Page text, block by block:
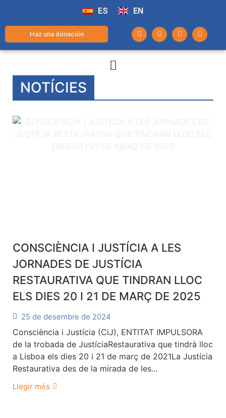
ES EN
Haz una donación
NOTÍCIES
CONSCIÈNCIA I JUSTÍCIA A LES
JORNADES DE JUSTÍCIA
RESTAURATIVA QUE TINDRAN LLOC
ELS DIES 20 I 21 DE MARÇ DE 2025
25 de desembre de 2024
Consciència i Justícia (CiJ), ENTITAT IMPULSORA
de la trobada de JustíciaRestaurativa que tindrà lloc
a Lisboa els dies 20 i 21 de març de 2021La Justícia
Restaurativa des de la mirada de les...
Llegir més